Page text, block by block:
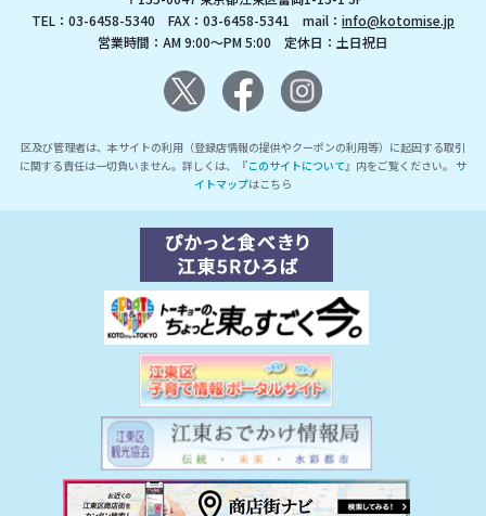
TEL：03-6458-5340 FAX：03-6458-5341 mail： info@kotomise.jp
営業時間：AM 9:00～PM 5:00 定休日：土日祝日
区及び管理者は、本サイトの利用（登録店情報の提供やクーポンの利用等）に起因する取引
に関する責任は一切負いません。詳しくは、『このサイトについて』内をご覧ください。 サ
イトマップはこちら